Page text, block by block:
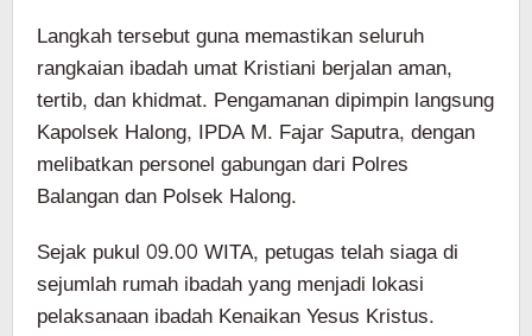
Langkah tersebut guna memastikan seluruh
rangkaian ibadah umat Kristiani berjalan aman,
tertib, dan khidmat. Pengamanan dipimpin langsung
Kapolsek Halong, IPDA M. Fajar Saputra, dengan
melibatkan personel gabungan dari Polres
Balangan dan Polsek Halong.
Sejak pukul 09.00 WITA, petugas telah siaga di
sejumlah rumah ibadah yang menjadi lokasi
pelaksanaan ibadah Kenaikan Yesus Kristus.